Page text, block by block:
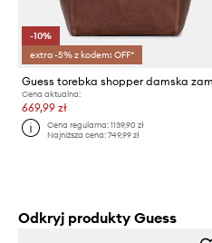
-10%
extra -5% z kodem: OFF*
Cena aktualna:
669,99 zł
Cena regularna:1139,90 zł
Najniższa cena:749,99 zł
Odkryj produkty Guess